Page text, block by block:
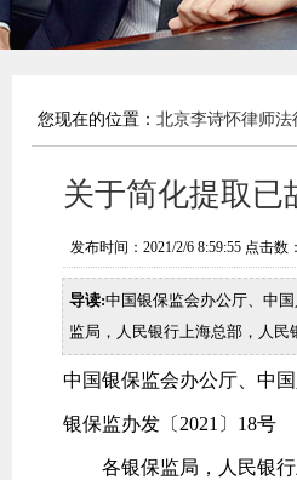
您现在的位置： 北京李诗怀律师法
关于简化提取已
发布时间：2021/2/6 8:59:55 点击数：
导读:中国银保监会办公厅、中
监局，人民银行上海总部，人
中国银保监会办公厅、中
银保监办发〔2021〕18号
各银保监局，人民银行